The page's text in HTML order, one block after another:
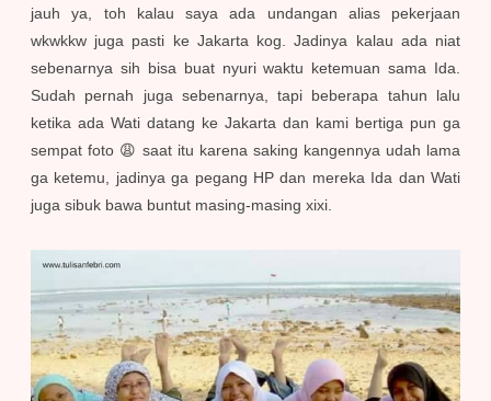
jauh ya, toh kalau saya ada undangan alias pekerjaan
wkwkkw juga pasti ke Jakarta kog. Jadinya kalau ada niat
sebenarnya sih bisa buat nyuri waktu ketemuan sama Ida.
Sudah pernah juga sebenarnya, tapi beberapa tahun lalu
ketika ada Wati datang ke Jakarta dan kami bertiga pun ga
sempat foto 😩 saat itu karena saking kangennya udah lama
ga ketemu, jadinya ga pegang HP dan mereka Ida dan Wati
juga sibuk bawa buntut masing-masing xixi.